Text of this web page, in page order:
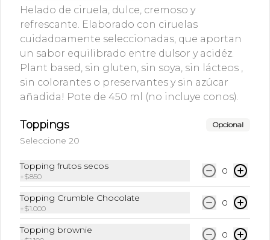
Kombucha Berries
Lata 355 ml
$3.300
Kombucha
Manzana Genjibre
lata 355 ml
$3.300
Conócenos
Helado de ciruela, dulce, cremoso y
refrescante. Elaborado con ciruelas
cuidadoamente seleccionadas, que aportan
un sabor equilibrado entre dulsor y acidéz.
Plant based, sin gluten, sin soya, sin lácteos ,
sin colorantes o preservantes y sin azúcar
añadida! Pote de 450 ml (no incluye conos).
Toppings Opcional
Seleccione 20
Topping frutos secos
+$850
0
Topping Crumble Chocolate
+$1.000
0
Topping brownie 0